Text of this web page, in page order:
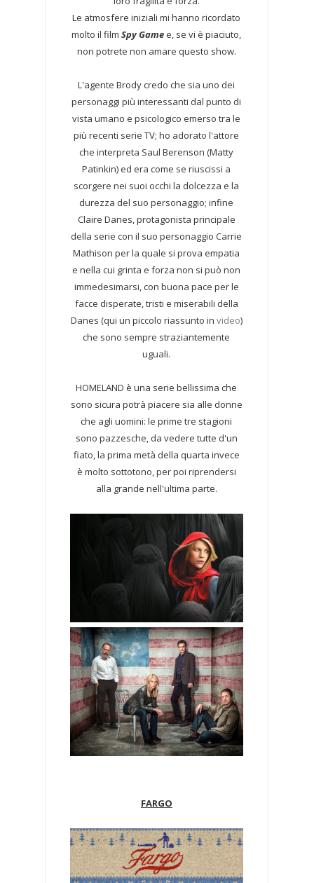
Le atmosfere iniziali mi hanno ricordato
molto il filmSpy Game e, se vi è piaciuto,
non potrete non amare questo show.
L'agente Brody credo che sia uno dei
personaggi più interessanti dal punto di
vista umano e psicologico emerso tra le
più recenti serie TV; ho adorato l'attore
che interpreta Saul Berenson (Matty
Patinkin) ed era come se riuscissi a
scorgere nei suoi occhi la dolcezza e la
durezza del suo personaggio; infine
Claire Danes, protagonista principale
della serie con il suo personaggio Carrie
Mathison per la quale si prova empatia
e nella cui grinta e forza non si può non
immedesimarsi, con buona pace per le
facce disperate, tristi e miserabili della
Danes (qui un piccolo riassunto in video)
che sono sempre straziantemente
uguali.
HOMELAND è una serie bellissima che
sono sicura potrà piacere sia alle donne
che agli uomini: le prime tre stagioni
sono pazzesche, da vedere tutte d'un
fiato, la prima metà della quarta invece
è molto sottotono, per poi riprendersi
alla grande nell'ultima parte.
FARGO